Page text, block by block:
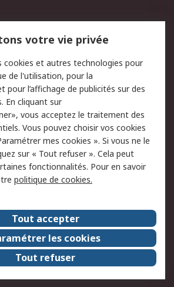
à
Sécurité des E-mails
Politique anti-
corruption
Evénements
Plc
Presse
Démarche RSE
RS Particuliers
votre vie privée
cookies et autres technologies pour
de l'utilisation, pour la
pour l’affichage de publicités sur des
En cliquant sur
vous acceptez le traitement des
Vous pouvez choisir vos cookies
mes cookies ». Si vous ne le
sur « Tout refuser ». Cela peut
fonctionnalités. Pour en savoir
politique de cookies.
Tout accepter
les cookies
Tout refuser